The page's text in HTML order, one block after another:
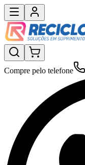
Compre pelo telefone